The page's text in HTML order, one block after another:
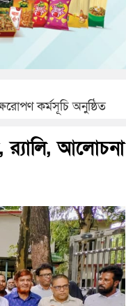
কর্মসূচি অনুষ্ঠিত
র‌্যালি, আলোচনা